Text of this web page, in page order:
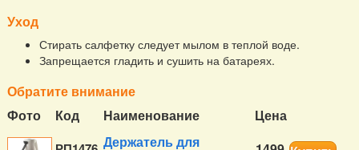
Уход
Стирать салфетку следует мылом в теплой воде.
Запрещается гладить и сушить на батареях.
Обратите внимание
Фото
Код Наименование Цена
Держатель для